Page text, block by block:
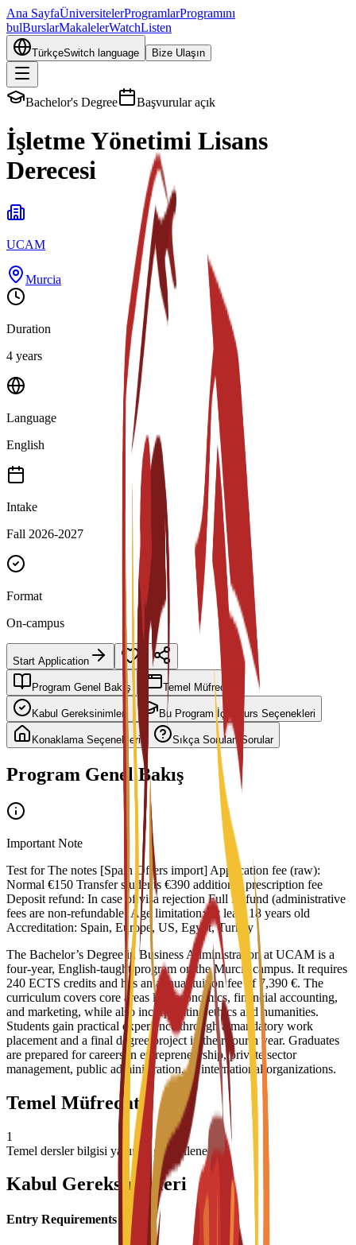
Ana SayfaÜniversitelerProgramlarProgramını
bulBurslarMakalelerWatchListen
TürkçeSwitch language Bize Ulaşın
Bachelor's Degree Başvurular açık
İşletme Yönetimi Lisans
Derecesi
UCAM
Murcia
Duration
4 years
Language
English
Intake
Fall 2026-2027
Format
On-campus
Start Application
Program Genel Bakış Temel Müfredat
Kabul Gereksinimleri Bu Program İçin Burs Seçenekleri
Konaklama Seçenekleri Sıkça Sorulan Sorular
Program Genel Bakış
Important Note
Test for The notes [Spain Offers import] Application fee (raw):
Normal €150 Transfer students €390 additional prescription fee
Deposit refund: In case of visa rejection Full Refund (administrative
fees are non-refundable) Age limitation: At least 18 years old
Accreditation: Spain, Europe, US, Egypt, Turkey
The Bachelor’s Degree in Business Administration at UCAM is a
four-year, English-taught program on the Murcia campus. It requires
240 ECTS credits and has an annual tuition fee of 7,390 €. The
curriculum covers core areas like economics, financial accounting,
and marketing, while also incorporating ethics and humanities.
Students gain practical experience through a mandatory work
placement and a final degree project in their fourth year. Graduates
are prepared for careers in entrepreneurship, private sector
management, public administration, or international organizations.
Temel Müfredat
1
Temel dersler bilgisi yakında güncellenecek
Kabul Gereksinimleri
Entry Requirements